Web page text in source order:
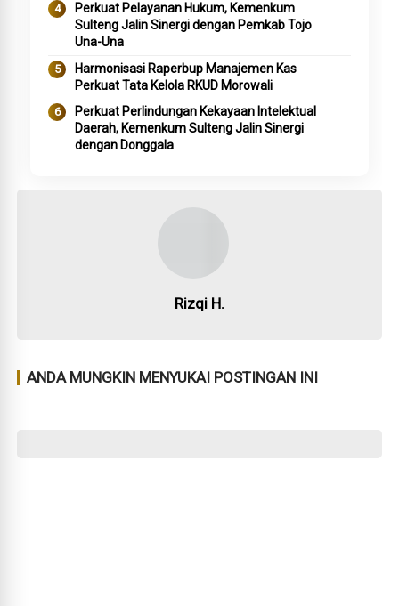
Perkuat Pelayanan Hukum, Kemenkum
Sulteng Jalin Sinergi dengan Pemkab Tojo
Una-Una
Harmonisasi Raperbup Manajemen Kas
Perkuat Tata Kelola RKUD Morowali
Perkuat Perlindungan Kekayaan Intelektual
Daerah, Kemenkum Sulteng Jalin Sinergi
dengan Donggala
Rizqi H.
ANDA MUNGKIN MENYUKAI POSTINGAN INI